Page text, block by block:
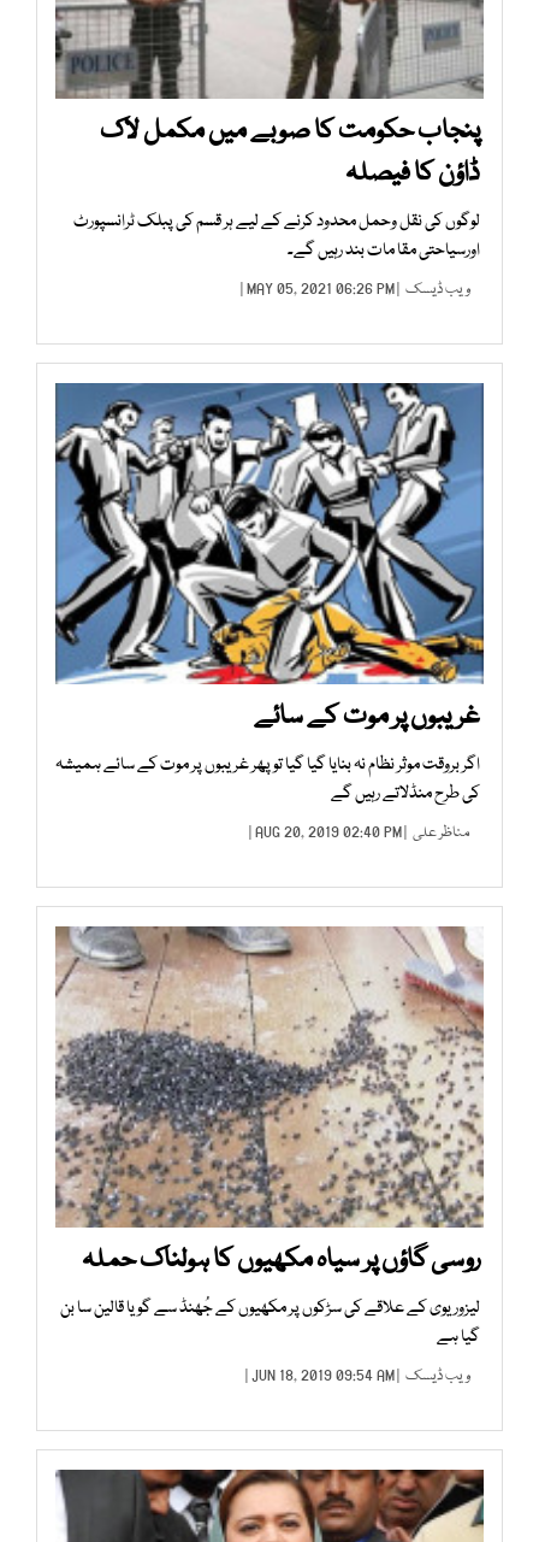
پنجاب حکومت کا صوبے میں مکمل لاک
ڈاؤن کا فیصلہ
لوگوں کی نقل وحمل محدود کرنے کے لیے ہر قسم کی پبلک ٹرانسپورٹ
اورسیاحتی مقا مات بند رہیں گے۔
ویب ڈیسک | MAY 05, 2021 06:26 PM |
غریبوں پر موت کے سائے
اگر بروقت موثر نظام نہ بنایا گیا گیا تو پھر غریبوں پر موت کے سائے ہمیشہ
کی طرح منڈلاتے رہیں گے
مناظر علی | AUG 20, 2019 02:40 PM |
روسی گاؤں پر سیاہ مکھیوں کا ہولناک حملہ
لیزوریوی کے علاقے کی سڑکوں پر مکھیوں کے جُھنڈ سے گویا قالین سا بن
گیا ہے
ویب ڈیسک | JUN 18, 2019 09:54 AM |